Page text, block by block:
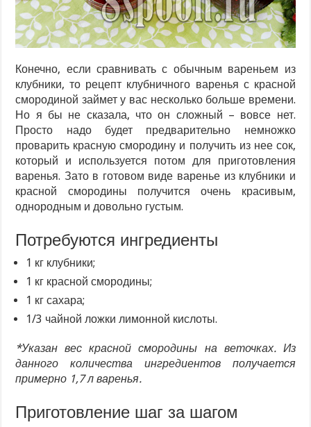
Конечно, если сравнивать с обычным вареньем из
клубники, то рецепт клубничного варенья с красной
смородиной займет у вас несколько больше времени.
Но я бы не сказала, что он сложный – вовсе нет.
Просто надо будет предварительно немножко
проварить красную смородину и получить из нее сок,
который и используется потом для приготовления
варенья. Зато в готовом виде варенье из клубники и
красной смородины получится очень красивым,
однородным и довольно густым.
Потребуются ингредиенты
1 кг клубники;
1 кг красной смородины;
1 кг сахара;
1/3 чайной ложки лимонной кислоты.
*Указан вес красной смородины на веточках. Из
данного количества ингредиентов получается
примерно 1,7 л варенья.
Приготовление шаг за шагом